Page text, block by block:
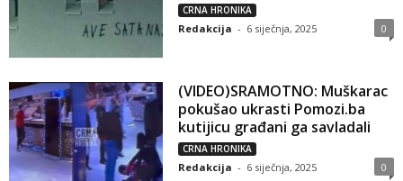
CRNA HRONIKA
Redakcija - 6 siječnja, 2025 0
(VIDEO)SRAMOTNO: Muškarac
pokušao ukrasti Pomozi.ba
kutijicu građani ga savladali
CRNA HRONIKA
Redakcija - 6 siječnja, 2025 0